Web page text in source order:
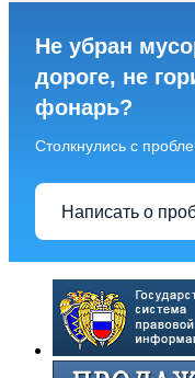
Не убран
дороге, не
фонарь?
Столкнулись с
Написать о